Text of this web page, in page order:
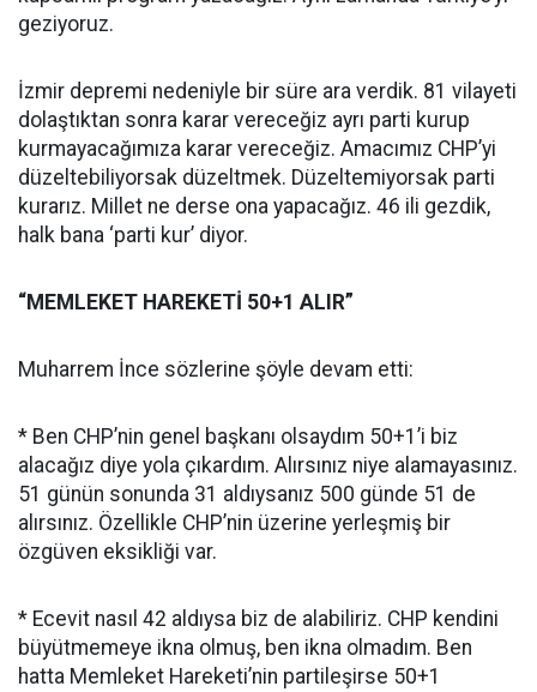
geziyoruz.
İzmir depremi nedeniyle bir süre ara verdik. 81 vilayeti
dolaştıktan sonra karar vereceğiz ayrı parti kurup
kurmayacağımıza karar vereceğiz. Amacımız CHP’yi
düzeltebiliyorsak düzeltmek. Düzeltemiyorsak parti
kurarız. Millet ne derse ona yapacağız. 46 ili gezdik,
halk bana ‘parti kur’ diyor.
“MEMLEKET HAREKETİ 50+1 ALIR”
Muharrem İnce sözlerine şöyle devam etti:
* Ben CHP’nin genel başkanı olsaydım 50+1’i biz
alacağız diye yola çıkardım. Alırsınız niye alamayasınız.
51 günün sonunda 31 aldıysanız 500 günde 51 de
alırsınız. Özellikle CHP’nin üzerine yerleşmiş bir
özgüven eksikliği var.
* Ecevit nasıl 42 aldıysa biz de alabiliriz. CHP kendini
büyütmemeye ikna olmuş, ben ikna olmadım. Ben
hatta Memleket Hareketi’nin partileşirse 50+1